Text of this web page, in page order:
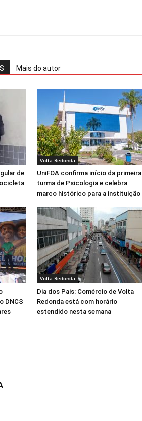
Mais do autor
de
Volta Redonda
UniFOA confirma início da primeira
turma de Psicologia e celebra
marco histórico para a instituição
DNCS
Volta Redonda
Dia dos Pais: Comércio de Volta
Redonda está com horário
estendido nesta semana